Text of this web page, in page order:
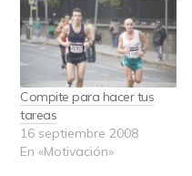
nuestro propósito. Por
ejemplo, podemos
proponernos estudiar
cada día, y poner una
marca siempre que lo
hagamos. 42 Goals…
Compite para hacer tus
tareas
16 septiembre 2008
En «Motivación»